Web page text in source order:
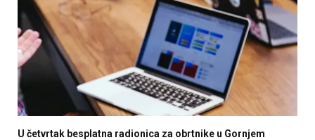
U četvrtak besplatna radionica za obrtnike u Gornjem